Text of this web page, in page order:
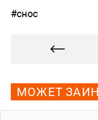
#снос
МОЖЕТ